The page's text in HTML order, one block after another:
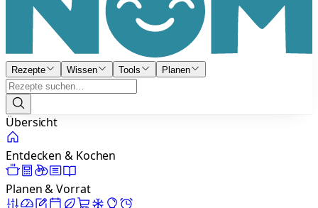
Rezepte Wissen Tools Planen
Übersicht
Entdecken & Kochen
Planen & Vorrat